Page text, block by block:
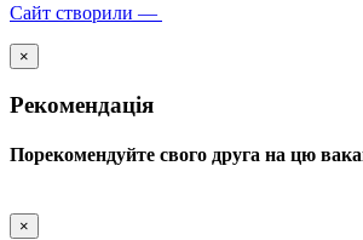
Сайт створили —
×
Рекомендація
Порекомендуйте свого друга на цю
×